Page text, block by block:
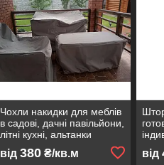
Чохли накидки для меблів
в садові, дачні павільйони,
літні кухні, альтанки
від 380₴/кв.м від